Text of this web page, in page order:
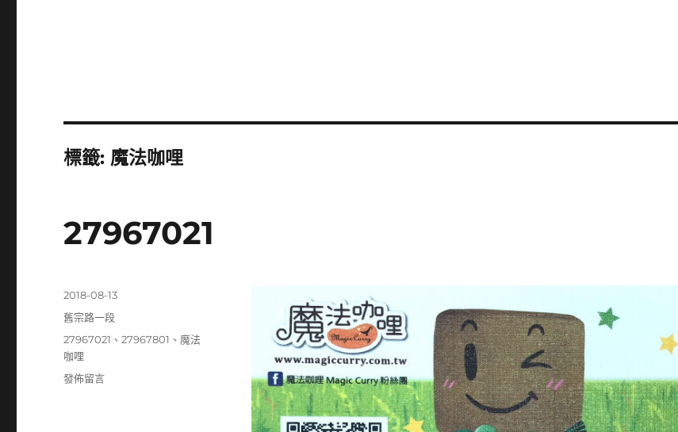
標籤: 魔法咖哩
27967021
發
佈
期:
2018-08-13
分
舊宗路一段
標
籤
27967021 、27967801 、 魔法
咖哩
在
發佈留言